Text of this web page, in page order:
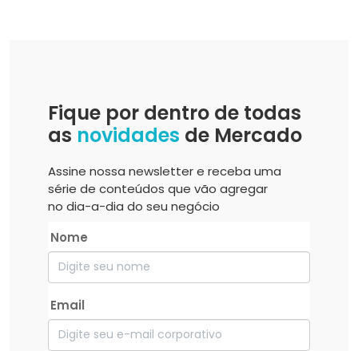
Fique por dentro de todas
as novidades de Mercado
Assine nossa newsletter e receba uma
série de conteúdos que vão agregar
no dia-a-dia do seu negócio
Nome
Email